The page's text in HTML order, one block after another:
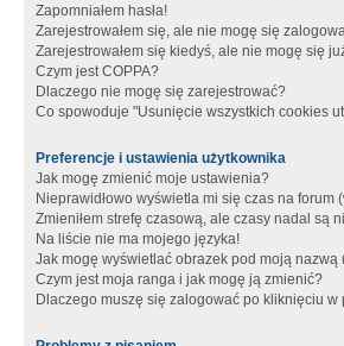
Zapomniałem hasła!
Zarejestrowałem się, ale nie mogę się
Zarejestrowałem się kiedyś, ale nie mogę się
Czym jest COPPA?
Dlaczego nie mogę się zarejestrować?
Co spowoduje "Usunięcie wszystkich cookies
Preferencje i ustawienia użytkownika
Jak mogę zmienić moje ustawienia?
Nieprawidłowo wyświetla mi się czas na forum
Zmieniłem strefę czasową, ale czasy nadal są
Na liście nie ma mojego języka!
Jak mogę wyświetlać obrazek pod moją nazwą
Czym jest moja ranga i jak mogę ją zmienić?
Dlaczego muszę się zalogować po kliknięciu w